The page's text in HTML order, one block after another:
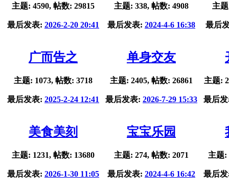
主题: 4590, 帖数: 29815
最后发表: 2026-2-20 20:41
主题: 338, 帖数: 4908
最后发表: 2024-4-6 16:38
主
最后
广而告之
主题: 1073, 帖数: 3718
最后发表: 2025-2-24 12:41
单身交友
主题: 2405, 帖数: 26861
最后发表: 2026-7-29 15:33
主题:
最后
美食美刻
主题: 1231, 帖数: 13680
最后发表: 2026-1-30 11:05
宝宝乐园
主题: 274, 帖数: 2071
最后发表: 2024-4-6 16:42
主题:
最后